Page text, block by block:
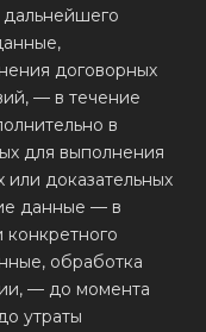
договорных
— в течение
в
для выполнения
или доказательных
данные — в
конкретного
обработка
— до момента
утраты